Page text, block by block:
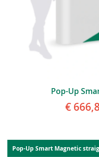
Pop-Up
€
Pop-Up Smart Magnetic